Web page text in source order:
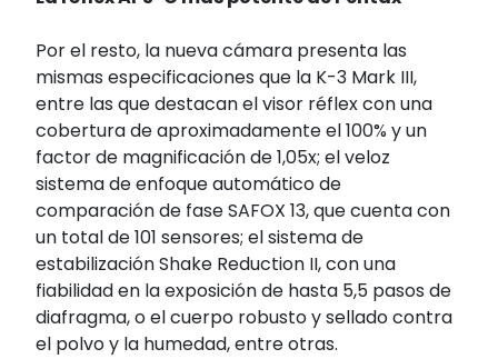
Por el resto, la nueva cámara presenta las
mismas especificaciones que la K-3 Mark III,
entre las que destacan el visor réflex con una
cobertura de aproximadamente el 100% y un
factor de magnificación de 1,05x; el veloz
sistema de enfoque automático de
comparación de fase SAFOX 13, que cuenta con
un total de 101 sensores; el sistema de
estabilización Shake Reduction II, con una
fiabilidad en la exposición de hasta 5,5 pasos de
diafragma, o el cuerpo robusto y sellado contra
el polvo y la humedad, entre otras.